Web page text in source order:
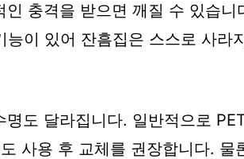
충격을 받으면 깨질 수 있습니
이 있어 잔흠집은 스스로 사라
도 달라집니다. 일반적으로
사용 후 교체를 권장합니다. 물